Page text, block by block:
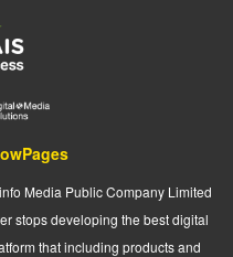
Media Public Company Limited
stops developing the best digital
that including products and